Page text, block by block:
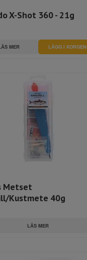
X-Shot 360 - 21g
MER LÄGG I KORGEN
Metset
Kustmete 40g
LÄS MER